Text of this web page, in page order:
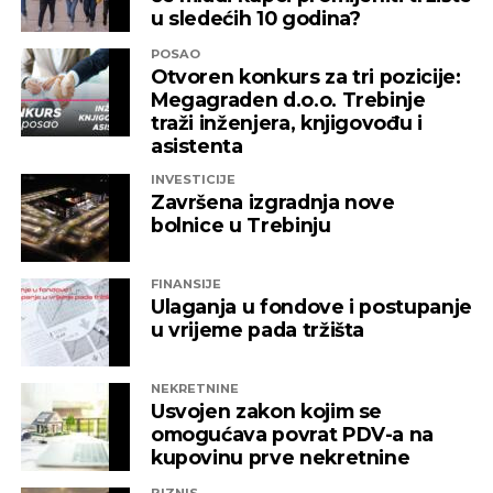
u sledećih 10 godina?
POSAO
Otvoren konkurs za tri pozicije:
Megagraden d.o.o. Trebinje
traži inženjera, knjigovođu i
asistenta
INVESTICIJE
Završena izgradnja nove
bolnice u Trebinju
FINANSIJE
Ulaganja u fondove i postupanje
u vrijeme pada tržišta
NEKRETNINE
Usvojen zakon kojim se
omogućava povrat PDV-a na
kupovinu prve nekretnine